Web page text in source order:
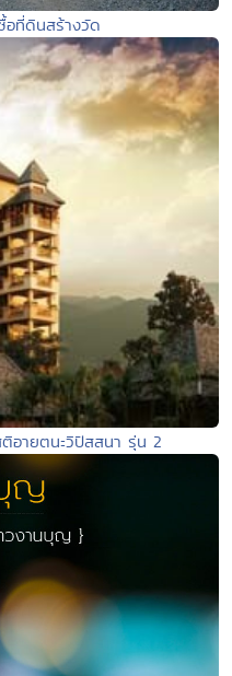
ที่ดินสร้างวัด
อายตนะวิปัสสนา รุ่น 2